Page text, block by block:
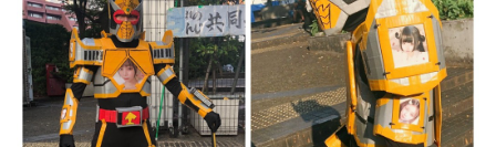
EduTech
IT Times
生成式AI與雲端應用